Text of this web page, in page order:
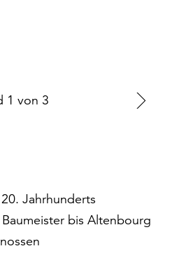
1 von 3
Jahrhunderts
bis Altenbourg